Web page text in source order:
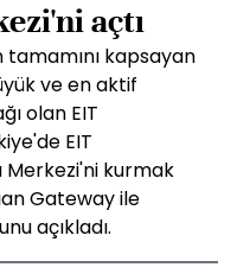
açtı
kapsayan
ve en aktif
olan EIT
EIT
Merkezi'ni kurmak
Gateway ile
açıkladı.